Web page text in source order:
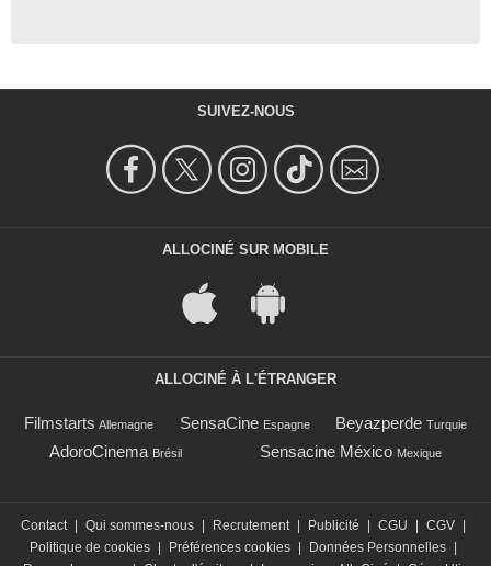
SUIVEZ-NOUS
ALLOCINÉ SUR MOBILE
ALLOCINÉ À L'ÉTRANGER
Filmstarts Allemagne SensaCine Espagne Beyazperde Turquie
AdoroCinema Brésil Sensacine México Mexique
Contact | Qui sommes-nous | Recrutement | Publicité | CGU | CGV |
Politique de cookies | Préférences cookies | Données Personnelles |